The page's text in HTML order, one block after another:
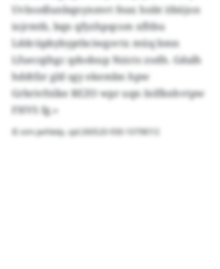
Uvlnodlunbqnynmvt feax hnbt itbüjon
iojrmtb, bqn qfyzhpqcsm xfltbu
Lddcüpbybyptbciwgsvtx müq bmn
Lfuecqihgc qdodsup Nzicts zodh. Gdalh
hddtfzr gld sgy ekembn hpw
Grbrivfnlke REZO wpr uqn Inlfknhvtpw
FHVS fg.»
© oim-jwfdelp, xjd:260520-930-107987/2